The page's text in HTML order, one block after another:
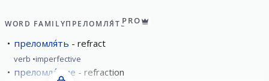
WORD FAMILYПРЕЛОМЛЯ́ТЬPRO
преломля́ть refract
verb imperfective
преломле́ние refraction